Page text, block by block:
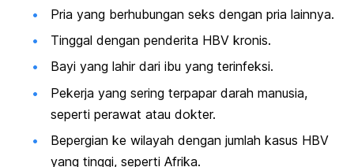
Pria yang berhubungan seks dengan pria lainnya.
Tinggal dengan penderita HBV kronis.
Bayi yang lahir dari ibu yang terinfeksi.
Pekerja yang sering terpapar darah manusia,
seperti perawat atau dokter.
Bepergian ke wilayah dengan jumlah kasus HBV
yang tinggi, seperti Afrika.